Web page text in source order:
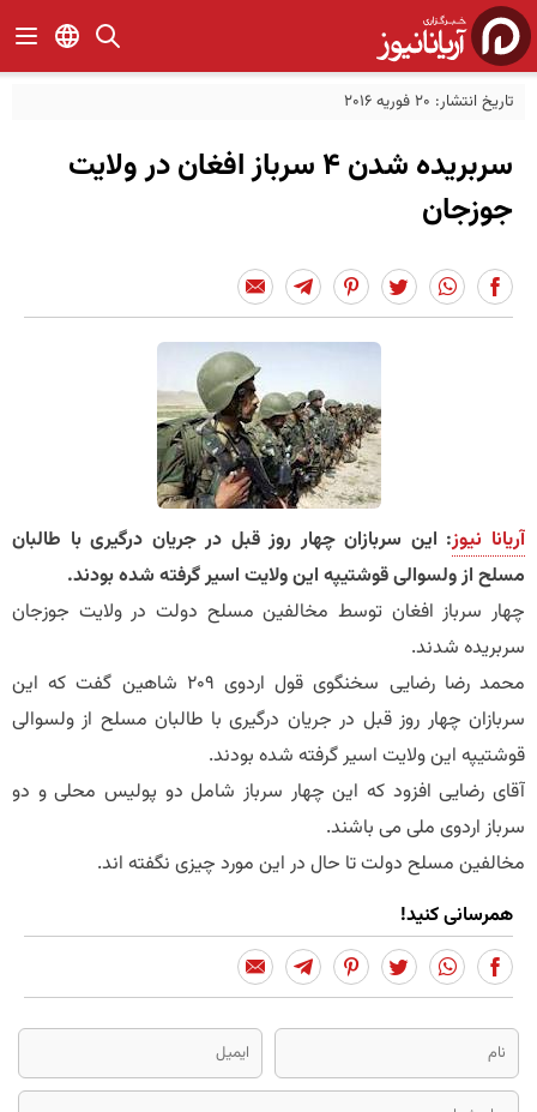
تاریخ انتشار: 20 فوریه 2016
سربریده شدن 4 سرباز افغان در ولایت
جوزجان
آریانا نیوز: این سربازان چهار روز قبل در جریان درگیری با طالبان
مسلح از ولسوالی قوشتیپه این ولایت اسیر گرفته شده بودند.
چهار سرباز افغان توسط مخالفین مسلح دولت در ولایت جوزجان
سربریده شدند.
محمد رضا رضایی سخنگوی قول اردوی ۲۰۹ شاهین گفت که این
سربازان چهار روز قبل در جریان درگیری با طالبان مسلح از ولسوالی
قوشتیپه این ولایت اسیر گرفته شده بودند.
آقای رضایی افزود که این چهار سرباز شامل دو پولیس محلی و دو
سرباز اردوی ملی می باشند.
مخالفین مسلح دولت تا حال در این مورد چیزی نگفته اند.
همرسانی کنید!